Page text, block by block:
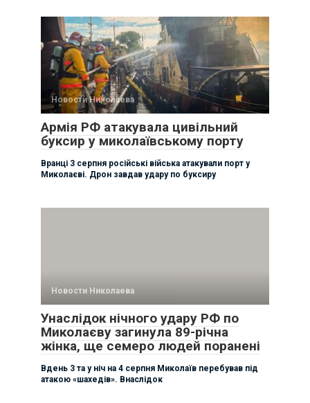
Новости Николаева
Армія РФ атакувала цивільний
буксир у миколаївському порту
Вранці 3 серпня російські війська атакували порт у
Миколаєві. Дрон завдав удару по буксиру
Новости Николаева
Унаслідок нічного удару РФ по
Миколаєву загинула 89-річна
жінка, ще семеро людей поранені
Вдень 3 та у ніч на 4 серпня Миколаїв перебував під
атакою «шахедів». Внаслідок